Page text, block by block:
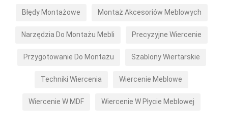
Błędy Montażowe Montaż Akcesoriów Meblowych
Narzędzia Do Montażu Mebli Precyzyjne Wiercenie
Przygotowanie Do Montażu Szablony Wiertarskie
Techniki Wiercenia Wiercenie Meblowe
Wiercenie W MDF Wiercenie W Płycie Meblowej